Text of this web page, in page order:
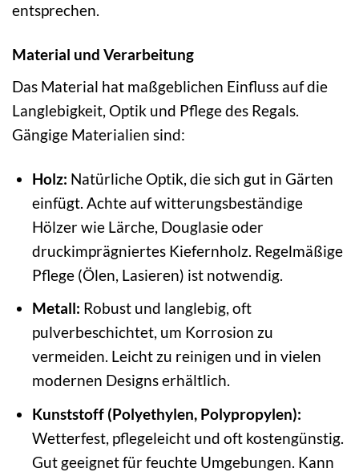
entsprechen.
Material und Verarbeitung
Das Material hat maßgeblichen Einfluss auf die
Langlebigkeit, Optik und Pflege des Regals.
Gängige Materialien sind:
Holz: Natürliche Optik, die sich gut in Gärten
einfügt. Achte auf witterungsbeständige
Hölzer wie Lärche, Douglasie oder
druckimprägniertes Kiefernholz. Regelmäßige
Pflege (Ölen, Lasieren) ist notwendig.
Metall: Robust und langlebig, oft
pulverbeschichtet, um Korrosion zu
vermeiden. Leicht zu reinigen und in vielen
modernen Designs erhältlich.
Kunststoff (Polyethylen, Polypropylen):
Wetterfest, pflegeleicht und oft kostengünstig.
Gut geeignet für feuchte Umgebungen. Kann